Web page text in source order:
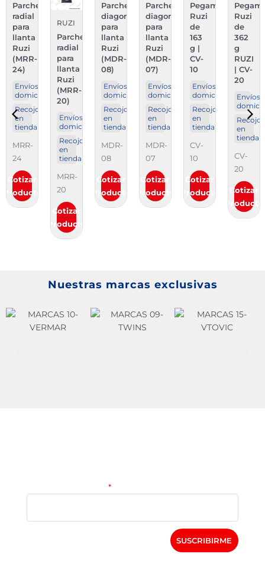
Parche
radial
para
llanta
Ruzi
(MRR-
24)
Envíos a
domicilio
Recojo
en
tienda
MRR-
24
Cotizar
Producto
RUZI
Parche
radial
para
llanta
Ruzi
(MRR-
20)
Envíos a
domicilio
Recojo
en
tienda
MRR-
20
Cotizar
Producto
Parche
diagonal
para
llanta
Ruzi
(MDR-
08)
Envíos a
domicilio
Recojo
en
tienda
MDR-
08
Cotizar
Producto
Parche
diagonal
para
llanta
Ruzi
(MDR-
07)
Envíos a
domicilio
Recojo
en
tienda
MDR-
07
Cotizar
Producto
Pegamento
Ruzi
de
163
g |
CV-
10
Envíos a
domicilio
Recojo
en
tienda
CV-
10
Cotizar
Producto
Ruzi
de
362
g
RUZI
| CV-
20
Envíos
Recojo
en
tienda
CV-
20
Cotizar
Producto
Nuestras marcas exclusivas
SUSCRIBIRME